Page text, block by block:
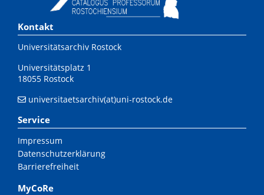
Kontakt
Universitätsarchiv Rostock
Universitätsplatz 1
18055 Rostock
universitaetsarchiv(at)uni-rostock.de
Service
Impressum
Datenschutzerklärung
Barrierefreiheit
MyCoRe